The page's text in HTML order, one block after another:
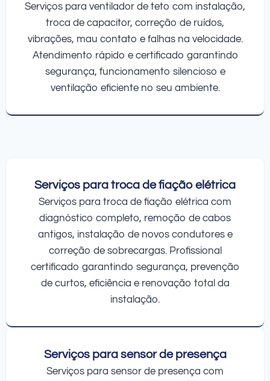
Serviços para ventilador de teto com instalação,
troca de capacitor, correção de ruídos,
vibrações, mau contato e falhas na velocidade.
Atendimento rápido e certificado garantindo
segurança, funcionamento silencioso e
ventilação eficiente no seu ambiente.
Serviços para troca de fiação elétrica
Serviços para troca de fiação elétrica com
diagnóstico completo, remoção de cabos
antigos, instalação de novos condutores e
correção de sobrecargas. Profissional
certificado garantindo segurança, prevenção
de curtos, eficiência e renovação total da
instalação.
Serviços para sensor de presença
Serviços para sensor de presença com